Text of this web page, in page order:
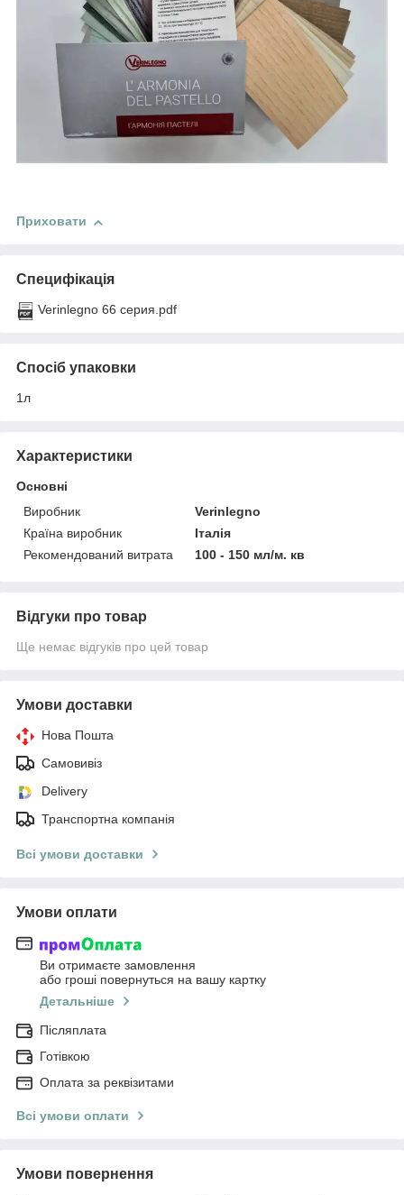
Приховати
Специфікація
Verinlegno 66 серия.pdf
Спосіб упаковки
1л
Характеристики
Основні
Виробник
Verinlegno
Країна виробник
Італія
Рекомендований витрата
100 - 150 мл/м. кв
Відгуки про товар
Ще немає відгуків про цей товар
Умови доставки
Нова Пошта
Самовивіз
Delivery
Транспортна компанія
Всі умови доставки
Умови оплати
Ви отримаєте замовлення
або гроші повернуться на вашу картку
Детальніше
Післяплата
Готівкою
Оплата за реквізитами
Всі умови оплати
Умови повернення